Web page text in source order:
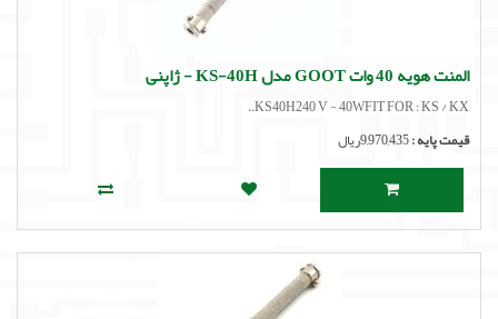
مالتی مدیا
المنت هویه 40 وات GOOT مدل KS-40H - ژاپنی
KS40H240 V - 40WFIT FOR : KS / KX..
قیمت پایه :9,970,435ریال